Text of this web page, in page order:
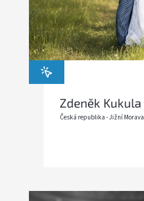
Zdeněk Kukula
Česká republika - Jižní Morava